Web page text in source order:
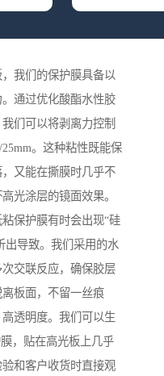
我们的保护膜具备以
。通过优化酸酯水性胶
们可以将剥离力控制
。这种粘性既能保
又能在撕膜时几乎不
光涂层的镜面效果。
保护膜有时会出现“硅
出导致。我们采用的水
交联反应，确保胶层
板面，不留一丝痕
透明度。我们可以生
，贴在高光板上几乎
和客户收货时直接观